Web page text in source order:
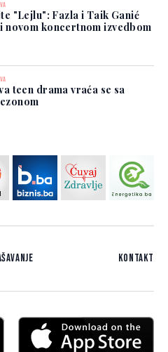
"Lejlu": Fazla i Taik Ganić
novom koncertnom izvedbom
teen drama vraća se sa
Kontakt